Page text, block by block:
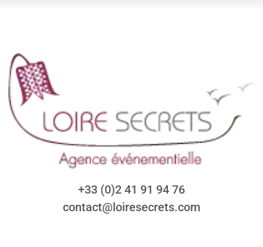
+33 (0)2 41 91 94 76
contact@loiresecrets.com